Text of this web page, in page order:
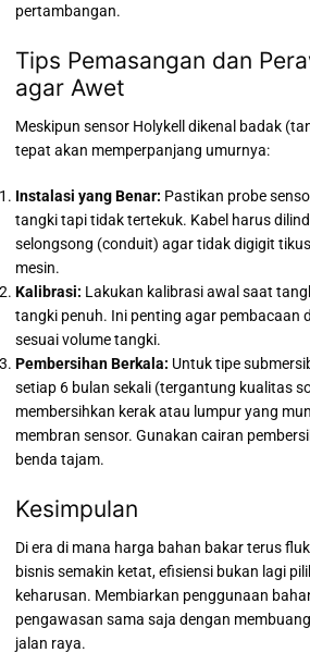
pertambangan.
Tips Pemasangan dan
agar Awet
Meskipun sensor Holykell dikenal badak
tepat akan memperpanjang umurnya:
Instalasi yang Benar: Pastikan probe
tangki tapi tidak tertekuk. Kabel harus
selongsong (conduit) agar tidak digigit
mesin.
Kalibrasi: Lakukan kalibrasi awal saat
tangki penuh. Ini penting agar pembacaan
sesuai volume tangki.
Pembersihan Berkala: Untuk tipe
setiap 6 bulan sekali (tergantung kualitas
membersihkan kerak atau lumpur yang
membran sensor. Gunakan cairan
benda tajam.
Kesimpulan
Di era di mana harga bahan bakar terus
bisnis semakin ketat, efisiensi bukan lagi
keharusan. Membiarkan penggunaan
pengawasan sama saja dengan
jalan raya.